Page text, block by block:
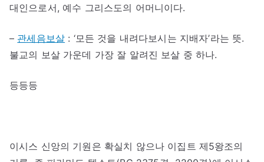
대인으로서, 예수 그리스도의 어머니이다.
– 관세음보살 : ‘모든 것을 내려다보시는 지배자’라는 뜻.
불교의 보살 가운데 가장 잘 알려진 보살 중 하나.
등등등
이시스 신앙의 기원은 확실치 않으나 이집트 제5왕조의